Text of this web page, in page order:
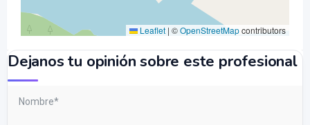
Leaflet | ©OpenStreetMapcontributors
Dejanos tu opinión sobre este profesional